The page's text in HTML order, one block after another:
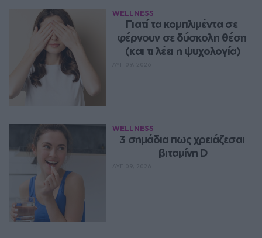
WELLNESS
Γιατί τα κομπλιμέντα σε
φέρνουν σε δύσκολη θέση
(και τι λέει η ψυχολογία)
WELLNESS
3 σημάδια πως χρειάζεσαι
βιταμίνη D